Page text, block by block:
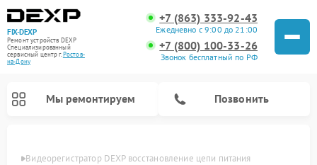
FIX-DEXP
Ремонт устройств DEXP
Специализированный
cервисный центр г.Ростов-
на-Дону
+7 (863) 333-92-43
Ежедневно с 9:00 до 21:00
+7 (800) 100-33-26
Звонок бесплатный по РФ
Мы ремонтируем Позвонить
Дону Видеорегистратор DEXP восстановление цепи питания